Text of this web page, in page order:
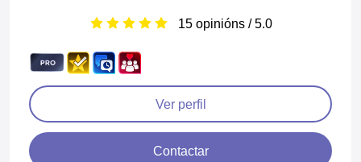
15 opinións / 5.0
Ver perfil
Contactar